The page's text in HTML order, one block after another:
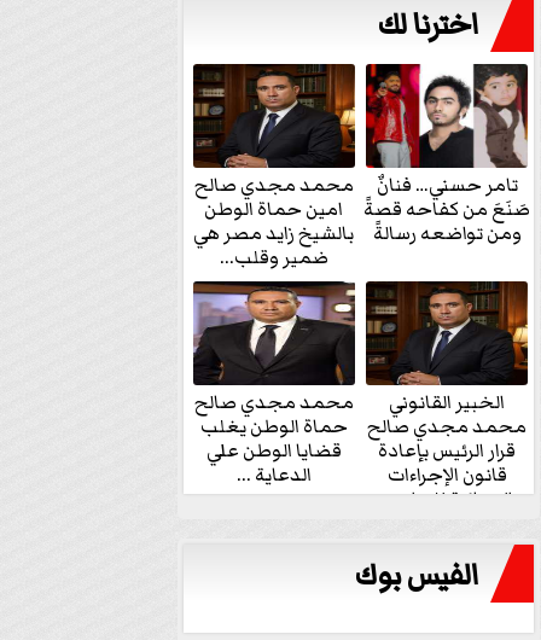
اخترنا لك
تامر حسني… فنانٌ
صَنَعَ من كفاحه قصةً
ومن تواضعه رسالةً
محمد مجدي صالح
امين حماة الوطن
بالشيخ زايد مصر هي
ضمير وقلب...
الخبير القانوني
محمد مجدي صالح
قرار الرئيس بإعادة
قانون الإجراءات
الجنائية للنواب...
محمد مجدي صالح
حماة الوطن يغلب
قضايا الوطن علي
الدعاية ...
الفيس بوك